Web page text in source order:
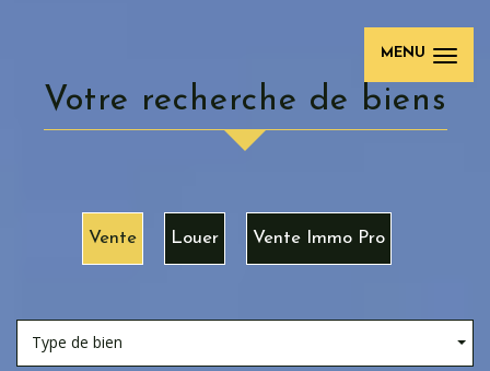
MENU
Votre recherche de biens
Vente Louer Vente Immo Pro
Type de bien